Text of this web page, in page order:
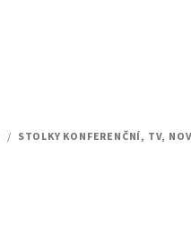
/ STOLKY KONFERENČNÍ, TV,